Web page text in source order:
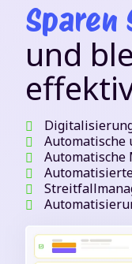
Sparen
und
Automatische